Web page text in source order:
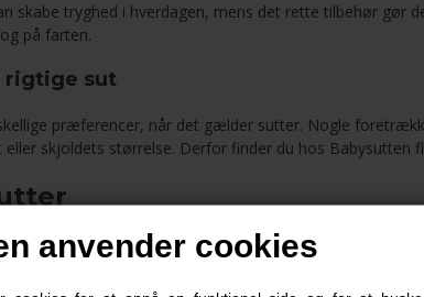
anvender cookies
skabe tryghed i hverdagen, mens det rette tilbehør gør
på farten.
rigtige sut
præferencer, når det gælder sutter. Nogle
eller skjoldets størrelse. Derfor finder du hos Babysutten
de mest populære suttemærker og er kendt for deres